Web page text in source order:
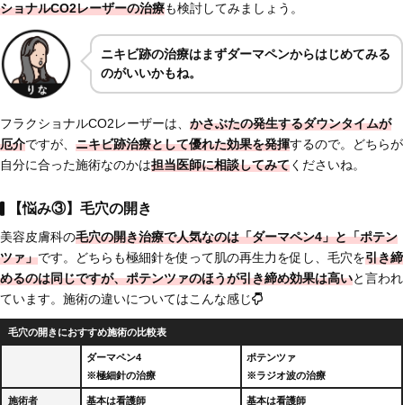
ショナルCO2レーザーの治療も検討してみましょう。
ニキビ跡の治療はまずダーマペンからはじめてみる
のがいいかもね。
フラクショナルCO2レーザーは、 かさぶたの発生するダウンタイムが
厄介ですが、 ニキビ跡治療として優れた効果を発揮するので。どちらが
自分に合った施術なのかは担当医師に相談してみてくださいね。
【悩み③】毛穴の開き
美容皮膚科の毛穴の開き治療で人気なのは「ダーマペン4」と「ポテン
ツァ」です。どちらも極細針を使って肌の再生力を促し、毛穴を引き締
めるのは同じですが、ポテンツァのほうが引き締め効果は高いと言われ
ています。施術の違いについてはこんな感じ
毛穴の開きにおすすめ施術の比較表
ダーマペン4
※極細針の治療
ポテンツァ
※ラジオ波の治療
施術者 基本は看護師 基本は看護師